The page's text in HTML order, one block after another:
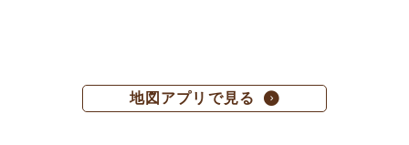
地図アプリで見る